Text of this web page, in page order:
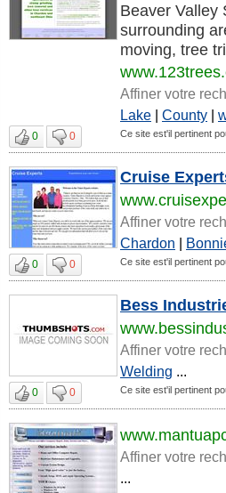
Beaver Valley
surrounding
moving, tree
Affiner votre
Lake | County |
0 0 Ce site est'il pertinent
Cruise
Affiner votre
Chardon |
0 0 Ce site est'il pertinent
Bess
Affiner votre
Welding ...
0 0 Ce site est'il pertinent
Affiner votre
...